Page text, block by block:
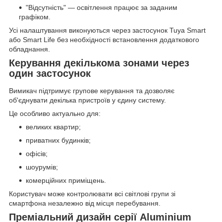
"Відсутність" — освітлення працює за заданим
графіком.
Усі налаштування виконуються через застосунок Tuya Smart
або Smart Life без необхідності встановлення додаткового
обладнання.
Керування декількома зонами через
один застосунок
Вимикач підтримує групове керування та дозволяє
об'єднувати декілька пристроїв у єдину систему.
Це особливо актуально для:
великих квартир;
приватних будинків;
офісів;
шоурумів;
комерційних приміщень.
Користувач може контролювати всі світлові групи зі
смартфона незалежно від місця перебування.
Преміальний дизайн серії Aluminium